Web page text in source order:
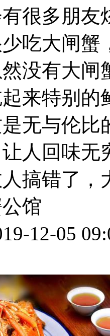
很多朋
吃大闸蟹
没有大闸
来特别的
无与伦比
人回味无
人搞错了
馆
12-05